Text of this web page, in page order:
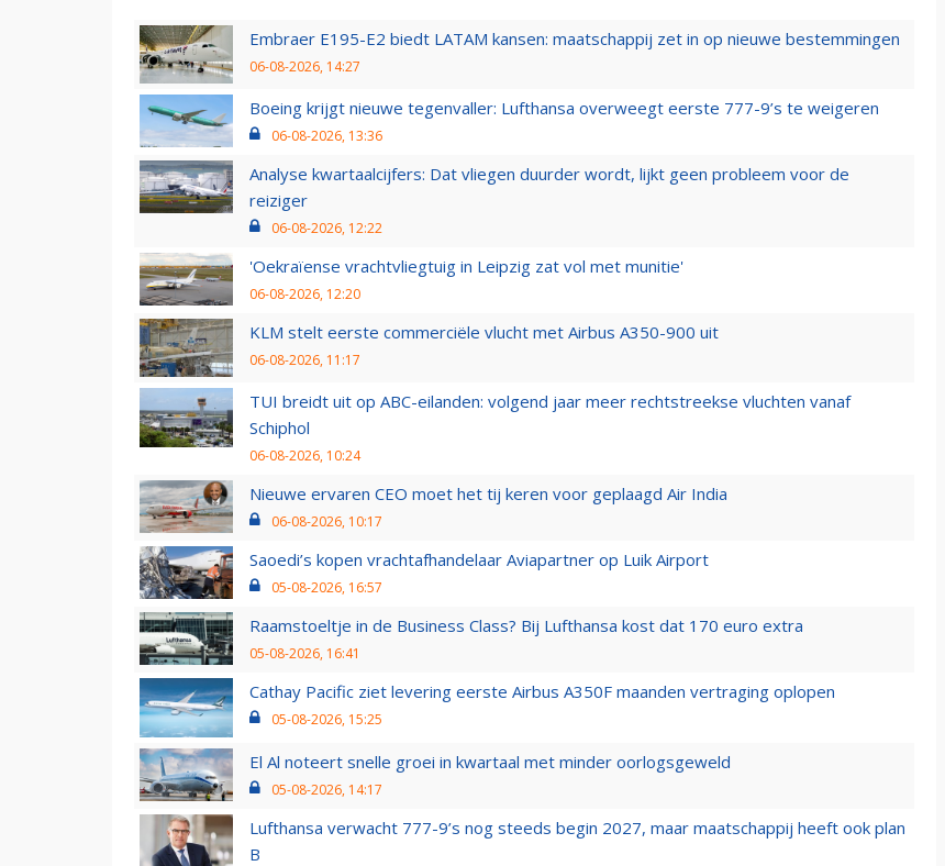
Embraer E195-E2 biedt LATAM kansen: maatschappij zet in op nieuwe bestemmingen
06-08-2026, 14:27
Boeing krijgt nieuwe tegenvaller: Lufthansa overweegt eerste 777-9’s te weigeren
06-08-2026, 13:36
Analyse kwartaalcijfers: Dat vliegen duurder wordt, lijkt geen probleem voor de
reiziger
06-08-2026, 12:22
'Oekraïense vrachtvliegtuig in Leipzig zat vol met munitie'
06-08-2026, 12:20
KLM stelt eerste commerciële vlucht met Airbus A350-900 uit
06-08-2026, 11:17
TUI breidt uit op ABC-eilanden: volgend jaar meer rechtstreekse vluchten vanaf
Schiphol
06-08-2026, 10:24
Nieuwe ervaren CEO moet het tij keren voor geplaagd Air India
06-08-2026, 10:17
Saoedi’s kopen vrachtafhandelaar Aviapartner op Luik Airport
05-08-2026, 16:57
Raamstoeltje in de Business Class? Bij Lufthansa kost dat 170 euro extra
05-08-2026, 16:41
Cathay Pacific ziet levering eerste Airbus A350F maanden vertraging oplopen
05-08-2026, 15:25
El Al noteert snelle groei in kwartaal met minder oorlogsgeweld
05-08-2026, 14:17
Lufthansa verwacht 777-9’s nog steeds begin 2027, maar maatschappij heeft ook plan
B